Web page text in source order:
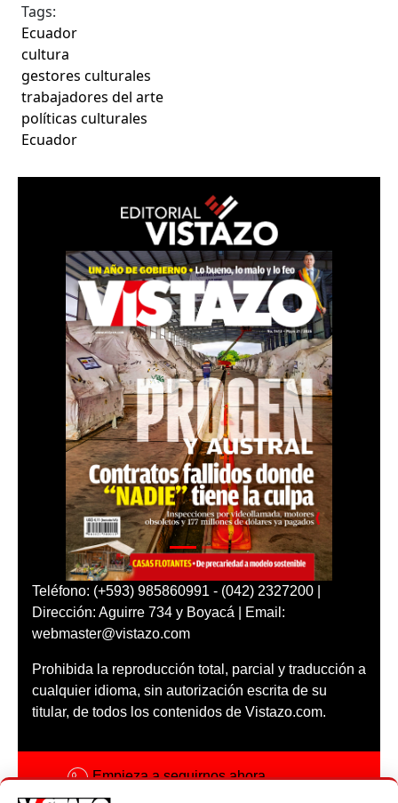
Tags:
Ecuador
cultura
gestores culturales
trabajadores del arte
políticas culturales
Ecuador
Teléfono: (+593) 985860991 - (042) 2327200 |
Dirección: Aguirre 734 y Boyacá | Email:
webmaster@vistazo.com
Prohibida la reproducción total, parcial y traducción a
cualquier idioma, sin autorización escrita de su
titular, de todos los contenidos de Vistazo.com.
Empieza a seguirnos ahora